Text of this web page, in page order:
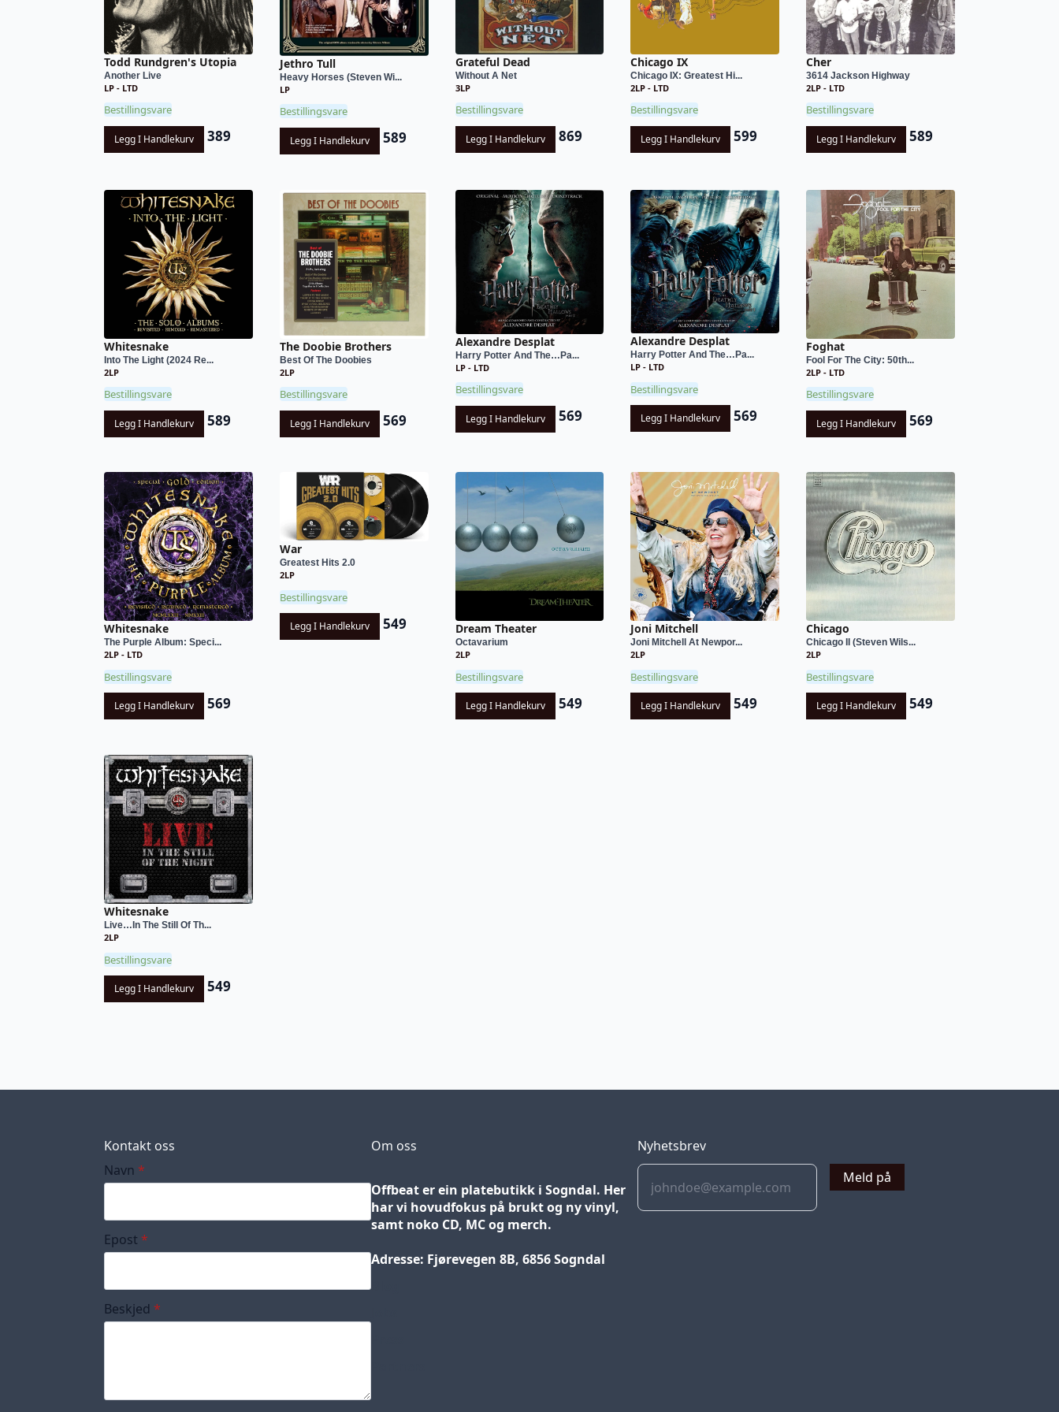
Todd Rundgren's Utopia
Another Live
LP - LTD
Bestillingsvare
Legg I Handlekurv 389
Jethro Tull
Heavy Horses (Steven Wi...
LP
Bestillingsvare
Legg I Handlekurv 589
Grateful Dead
Without A Net
3LP
Bestillingsvare
Legg I Handlekurv 869
Chicago IX
Chicago IX: Greatest Hi...
2LP - LTD
Bestillingsvare
Legg I Handlekurv 599
Cher
3614 Jackson Highway
2LP - LTD
Bestillingsvare
Legg I Handlekurv 589
Whitesnake
Into The Light (2024 Re...
2LP
Bestillingsvare
Legg I Handlekurv 589
The Doobie Brothers
Best Of The Doobies
2LP
Bestillingsvare
Legg I Handlekurv 569
Alexandre Desplat
Harry Potter And The…Pa...
LP - LTD
Bestillingsvare
Legg I Handlekurv 569
Alexandre Desplat
Harry Potter And The…Pa...
LP - LTD
Bestillingsvare
Legg I Handlekurv 569
Foghat
Fool For The City: 50th...
2LP - LTD
Bestillingsvare
Legg I Handlekurv 569
Whitesnake
The Purple Album: Speci...
2LP - LTD
Bestillingsvare
Legg I Handlekurv 569
War
Greatest Hits 2.0
2LP
Bestillingsvare
Legg I Handlekurv 549 Dream Theater
Octavarium
2LP
Bestillingsvare
Legg I Handlekurv 549
Joni Mitchell
Joni Mitchell At Newpor...
2LP
Bestillingsvare
Legg I Handlekurv 549
Chicago
Chicago II (Steven Wils...
2LP
Bestillingsvare
Legg I Handlekurv 549
Whitesnake
Live…In The Still Of Th...
2LP
Bestillingsvare
Legg I Handlekurv 549
Kontakt oss
Navn *
Epost *
Beskjed *
Om oss
Offbeat er ein platebutikk i Sogndal. Her
har vi hovudfokus på brukt og ny vinyl,
samt noko CD, MC og merch.
Adresse: Fjørevegen 8B, 6856 Sogndal
Blog
Nyhetsbrev
Meld på